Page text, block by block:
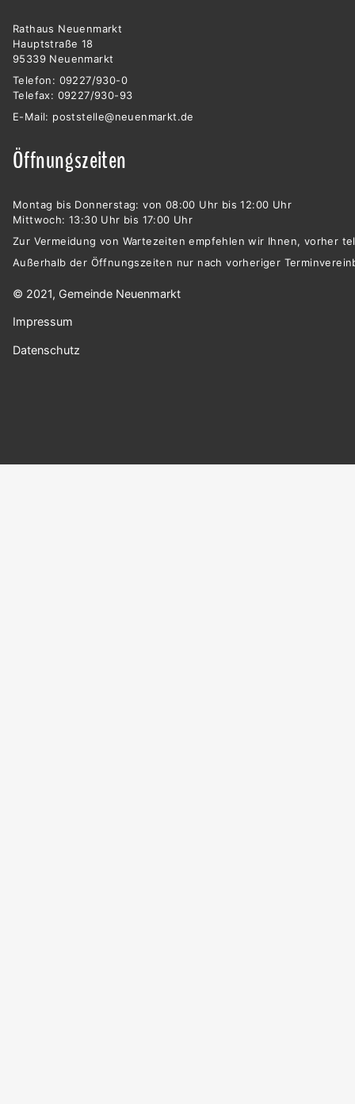
Rathaus Neuenmarkt
Hauptstraße 18
95339 Neuenmarkt
Telefon: 09227/930-0
Telefax: 09227/930-93
E-Mail: poststelle@neuenmarkt.de
Öffnungszeiten
Montag bis Donnerstag: von 08:00 Uhr bis 12:00 Uhr
Mittwoch: 13:30 Uhr bis 17:00 Uhr
Zur Vermeidung von Wartezeiten empfehlen wir Ihnen, vorher
Außerhalb der Öffnungszeiten nur nach vorheriger
© 2021, Gemeinde Neuenmarkt
Impressum
Datenschutz